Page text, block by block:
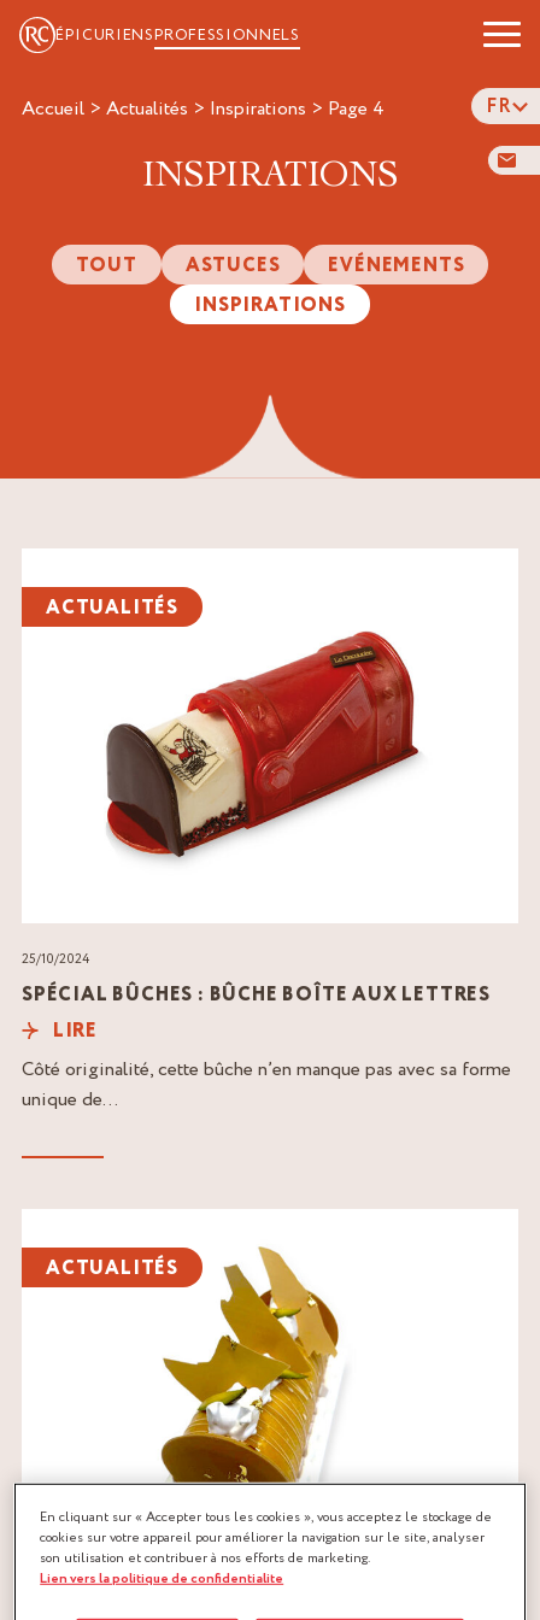
ÉPICURIENSPROFESSIONNELS
FR
Accueil > Actualités > Inspirations > page 4
INSPIRATIONS
TOUT ASTUCES
EVÉNEMENTS
INSPIRATIONS
l'article
ACTUALITÉS
25/10/2024
SPÉCIAL BÛCHES : BÛCHE BOÎTE AUX LETTRES
Côté originalité, cette bûche n’en manque pas avec sa forme
unique de...
LIRE
l'article
ACTUALITÉS
En cliquant sur « Accepter tous les cookies », vous acceptez le stockage de
cookies sur votre appareil pour améliorer la navigation sur le site, analyser
son utilisation et contribuer à nos efforts de marketing.
Lien vers la politique de confidentialite